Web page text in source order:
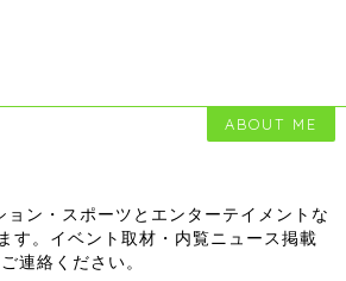
ABOUT ME
ン・スポーツとエンターテイメントな
す。イベント取材・内覧ニュース掲載
連絡ください。